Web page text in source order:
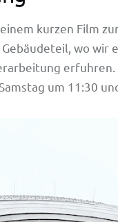
kurzen Film
wo wir
erfuhren.
um 11:30